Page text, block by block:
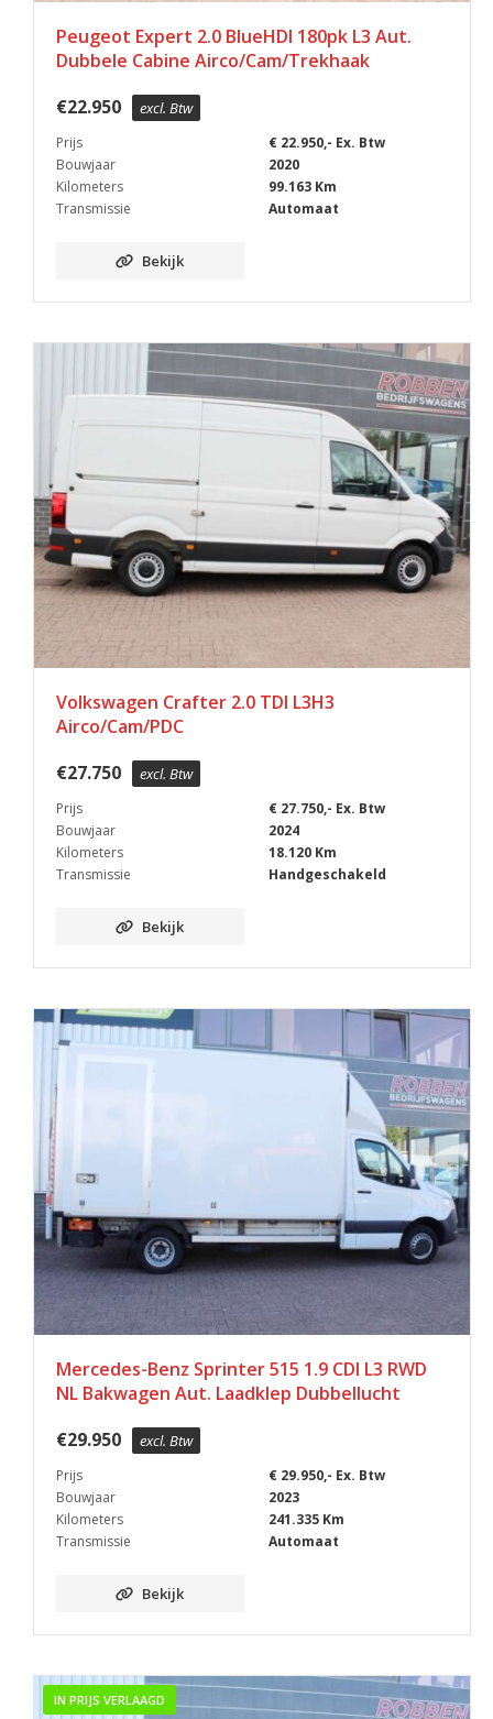
Peugeot Expert 2.0 BlueHDI 180pk L3 Aut.
Dubbele Cabine Airco/Cam/Trekhaak
€22.950 excl. Btw
Prijs
€ 22.950,- Ex. Btw
Bouwjaar
2020
Kilometers
99.163 Km
Transmissie
Automaat
Bekijk
Volkswagen Crafter 2.0 TDI L3H3
Airco/Cam/PDC
€27.750 excl. Btw
Prijs
€ 27.750,- Ex. Btw
Bouwjaar
2024
Kilometers
18.120 Km
Transmissie
Handgeschakeld
Bekijk
Mercedes-Benz Sprinter 515 1.9 CDI L3 RWD
NL Bakwagen Aut. Laadklep Dubbellucht
€29.950 excl. Btw
Prijs
€ 29.950,- Ex. Btw
Bouwjaar
2023
Kilometers
241.335 Km
Transmissie
Automaat
Bekijk
IN PRIJS VERLAAGD